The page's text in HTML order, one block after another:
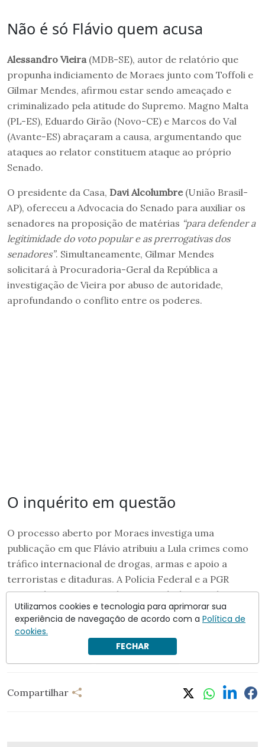
Não é só Flávio quem acusa
Alessandro Vieira(MDB-SE), autor de relatório que
propunha indiciamento de Moraes junto com Toffoli e
Gilmar Mendes, afirmou estar sendo ameaçado e
criminalizado pela atitude do Supremo. Magno Malta
(PL-ES), Eduardo Girão (Novo-CE) e Marcos do Val
(Avante-ES) abraçaram a causa, argumentando que
ataques ao relator constituem ataque ao próprio
Senado.
O presidente da Casa, Davi Alcolumbre(União Brasil-
AP), ofereceu a Advocacia do Senado para auxiliar os
senadores na proposição de matérias “para defender a
legitimidade do voto popular e as prerrogativas dos
senadores”. Simultaneamente, Gilmar Mendes
solicitará à Procuradoria-Geral da República a
investigação de Vieira por abuso de autoridade,
aprofundando o conflito entre os poderes.
O inquérito em questão
O processo aberto por Moraes investiga uma
publicação em que Flávio atribuiu a Lula crimes como
tráfico internacional de drogas, armas e apoio a
terroristas e ditaduras. A Polícia Federal e a PGR
concordaram em reconhecer possível crime de
calúnia, legitimando a abertura do inquérito sob o
ponto de vista formal.
Flávio Bolsonaro (PL)
Compartilhar
Utilizamos cookies e tecnologia para aprimorar sua
experiência de navegação de acordo com a Política de
cookies.
FECHAR